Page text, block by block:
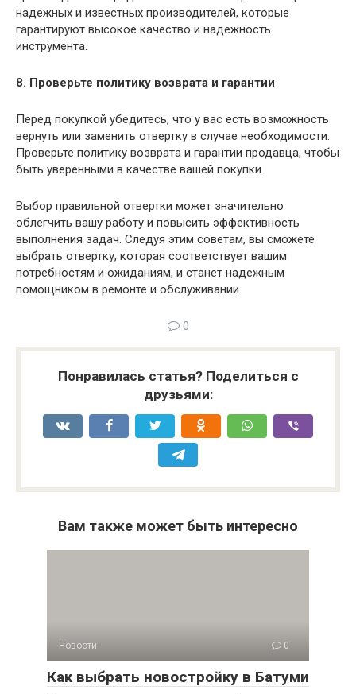
надежных и известных производителей, которые
гарантируют высокое качество и надежность
инструмента.
8. Проверьте политику возврата и гарантии
Перед покупкой убедитесь, что у вас есть возможность
вернуть или заменить отвертку в случае необходимости.
Проверьте политику возврата и гарантии продавца, чтобы
быть уверенными в качестве вашей покупки.
Выбор правильной отвертки может значительно
облегчить вашу работу и повысить эффективность
выполнения задач. Следуя этим советам, вы сможете
выбрать отвертку, которая соответствует вашим
потребностям и ожиданиям, и станет надежным
помощником в ремонте и обслуживании.
0
Понравилась статья? Поделиться с
друзьями:
Вам также может быть интересно
Новости 0
Как выбрать новостройку в Батуми